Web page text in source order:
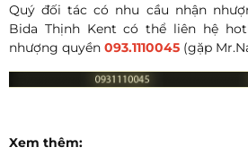
Quý đối tác có nhu cầu nhận
Bida Thịnh Kent có thể liên hệ
nhượng quyền 093.1110045 (gặp
Xem thêm: